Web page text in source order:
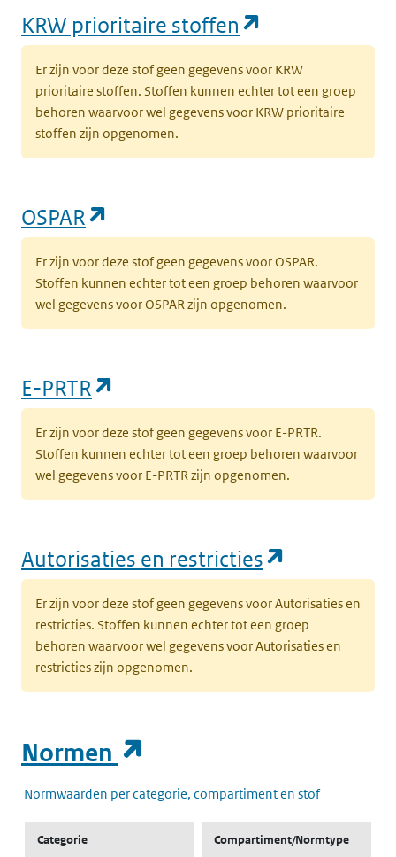
KRW prioritaire stoffen
Er zijn voor deze stof geen gegevens voor KRW
prioritaire stoffen. Stoffen kunnen echter tot een groep
behoren waarvoor wel gegevens voor KRW prioritaire
stoffen zijn opgenomen.
OSPAR
Er zijn voor deze stof geen gegevens voor OSPAR.
Stoffen kunnen echter tot een groep behoren waarvoor
wel gegevens voor OSPAR zijn opgenomen.
E-PRTR
Er zijn voor deze stof geen gegevens voor E-PRTR.
Stoffen kunnen echter tot een groep behoren waarvoor
wel gegevens voor E-PRTR zijn opgenomen.
Autorisaties en restricties
Er zijn voor deze stof geen gegevens voor Autorisaties en
restricties. Stoffen kunnen echter tot een groep
behoren waarvoor wel gegevens voor Autorisaties en
restricties zijn opgenomen.
Normen
Normwaarden per categorie, compartiment en stof
Categorie Compartiment/Normtype